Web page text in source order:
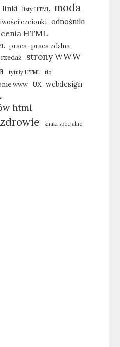
linki listy HTML moda
czcionki odnośniki
HTML
praca praca zdalna
strony WWW
tytuły HTML tło
www UX webdesign
html
zdrowie znaki specjalne